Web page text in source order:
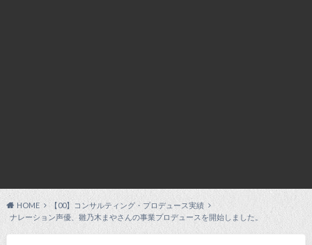
HOME
【00】コンサルティング・プロデュース実績
ナレーション声優、雛乃木まやさんの事業プロデュースを開始しました。